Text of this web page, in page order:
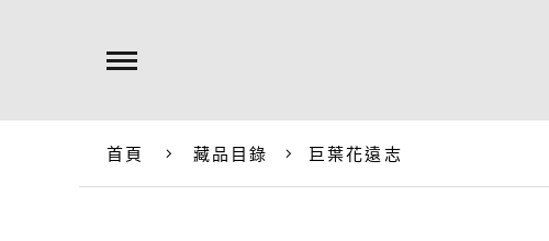
首頁 藏品目錄 巨葉花遠志